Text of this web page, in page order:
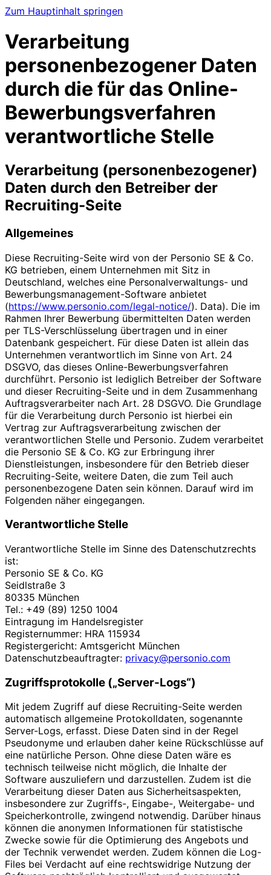
Zum Hauptinhalt springen
Verarbeitung
personenbezogener Daten
durch die für das Online-
Bewerbungsverfahren
verantwortliche Stelle
Verarbeitung (personenbezogener)
Daten durch den Betreiber der
Recruiting-Seite
Allgemeines
Diese Recruiting-Seite wird von der Personio SE & Co.
KG betrieben, einem Unternehmen mit Sitz in
Deutschland, welches eine Personalverwaltungs- und
Bewerbungsmanagement-Software anbietet
(https://www.personio.com/legal-notice/). Data). Die im
Rahmen Ihrer Bewerbung übermittelten Daten werden
per TLS-Verschlüsselung übertragen und in einer
Datenbank gespeichert. Für diese Daten ist allein das
Unternehmen verantwortlich im Sinne von Art. 24
DSGVO, das dieses Online-Bewerbungsverfahren
durchführt. Personio ist lediglich Betreiber der Software
und dieser Recruiting-Seite und in dem Zusammenhang
Auftragsverarbeiter nach Art. 28 DSGVO. Die Grundlage
für die Verarbeitung durch Personio ist hierbei ein
Vertrag zur Auftragsverarbeitung zwischen der
verantwortlichen Stelle und Personio. Zudem verarbeitet
die Personio SE & Co. KG zur Erbringung ihrer
Dienstleistungen, insbesondere für den Betrieb dieser
Recruiting-Seite, weitere Daten, die zum Teil auch
personenbezogene Daten sein können. Darauf wird im
Folgenden näher eingegangen.
Verantwortliche Stelle
Verantwortliche Stelle im Sinne des Datenschutzrechts
ist:
Personio SE & Co. KG
Seidlstraße 3
80335 München
Tel.: +49 (89) 1250 1004
Eintragung im Handelsregister
Registernummer: HRA 115934
Registergericht: Amtsgericht München
Datenschutzbeauftragter: privacy@personio.com
Zugriffsprotokolle („Server-Logs“)
Mit jedem Zugriff auf diese Recruiting-Seite werden
automatisch allgemeine Protokolldaten, sogenannte
Server-Logs, erfasst. Diese Daten sind in der Regel
Pseudonyme und erlauben daher keine Rückschlüsse auf
eine natürliche Person. Ohne diese Daten wäre es
technisch teilweise nicht möglich, die Inhalte der
Software auszuliefern und darzustellen. Zudem ist die
Verarbeitung dieser Daten aus Sicherheitsaspekten,
insbesondere zur Zugriffs-, Eingabe-, Weitergabe- und
Speicherkontrolle, zwingend notwendig. Darüber hinaus
können die anonymen Informationen für statistische
Zwecke sowie für die Optimierung des Angebots und
der Technik verwendet werden. Zudem können die Log-
Files bei Verdacht auf eine rechtswidrige Nutzung der